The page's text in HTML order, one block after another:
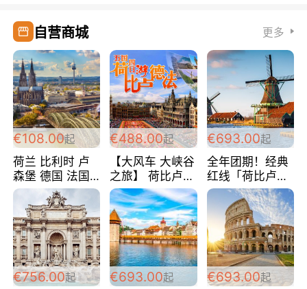
自营商城 更多
€108.00起
荷兰 比利时 卢
森堡 德国 法国
超爽玩遍西欧 循
环线 全程四星宾
馆 108欧/人/天
€488.00起
【大风车 大峡谷
之旅】 荷比卢德
法 巴黎上下 经
典五国四日游
488欧/人
€693.00起
全年团期！经典
红线「荷比卢德
法」七天循环 五
国 仅售99欧/人/
天！巴黎上下！
包拼房~
€756.00起 €693.00起 €693.00起